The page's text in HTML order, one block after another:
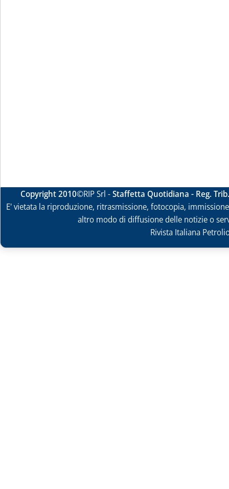
Copyright 2010©RIP Srl -Staffetta Quotidiana - Reg.
E' vietata la riproduzione, ritrasmissione, fotocopia,
altro modo di diffusione delle notizie o
Rivista Italiana